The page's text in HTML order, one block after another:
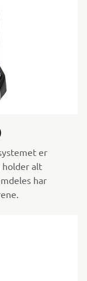
er
alt
har